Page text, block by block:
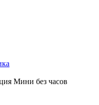
Мини без часов